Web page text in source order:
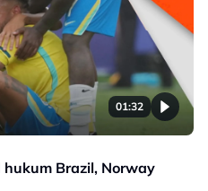
01:32
hukum Brazil, Norway